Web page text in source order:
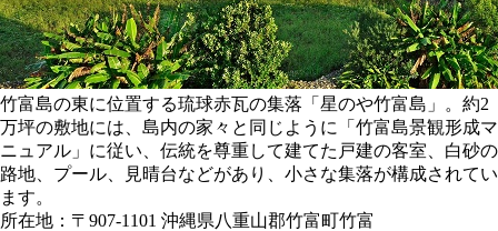
竹富島の東に位置する琉球赤瓦の集落「星のや竹富島」。約2
万坪の敷地には、島内の家々と同じように「竹富島景観形成マ
ニュアル」に従い、伝統を尊重して建てた戸建の客室、白砂の
路地、プール、見晴台などがあり、小さな集落が構成されてい
ます。
所在地：〒907-1101 沖縄県八重山郡竹富町竹富